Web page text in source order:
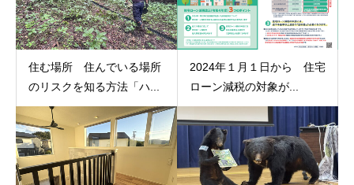
住む場所 住んでいる場所
のリスクを知る方法「ハ...
2024年１月１日から 住宅
ローン減税の対象が...